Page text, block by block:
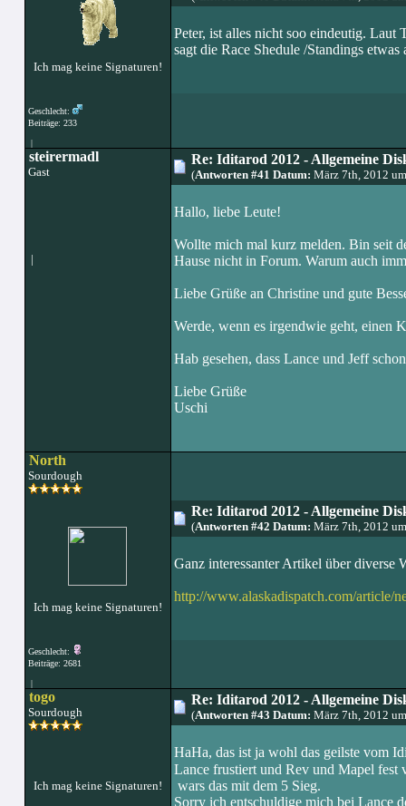
Ich mag keine Signaturen!
Geschlecht:
Beiträge: 233
|
Peter, ist alles nicht soo eindeutig.
sagt die Race Shedule /Standings
steirermadl
Gast
|
Re: Iditarod 2012 - Allgemeine
(Antworten #41 Datum: März 7th, 2012
Hallo, liebe Leute!
Wollte mich mal kurz melden. Bin seit
Hause nicht in Forum. Warum auch
Liebe Grüße an Christine und gute
Werde, wenn es irgendwie geht, einen
Hab gesehen, dass Lance und Jeff
Liebe Grüße
Uschi
North
Sourdough
Ich mag keine Signaturen!
Geschlecht:
Beiträge: 2681
|
Re: Iditarod 2012 - Allgemeine
(Antworten #42 Datum: März 7th, 2012
Ganz interessanter Artikel über diverse
http://www.alaskadispatch.com/article/
togo
Sourdough
Ich mag keine Signaturen!
Re: Iditarod 2012 - Allgemeine
(Antworten #43 Datum: März 7th, 2012
HaHa, das ist ja wohl das geilste vom
Lance frustiert und Rev und Mapel
wars das mit dem 5 Sieg.
Sorry ich entschuldige mich bei Lance